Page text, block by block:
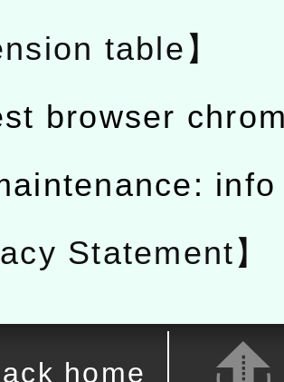
table】
browser
Statement】
home